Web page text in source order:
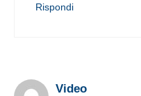
Rispondi
Video